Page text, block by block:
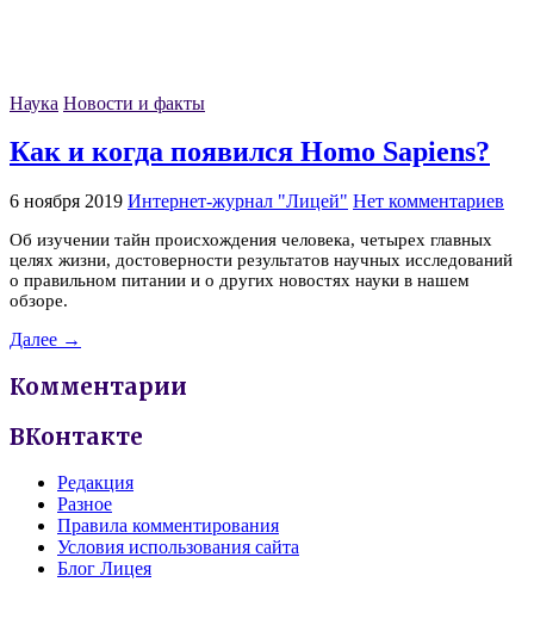
Наука Новости и факты
Как и когда появился Homo Sapiens?
6 ноября 2019 Интернет-журнал "Лицей" Нет комментариев
Об изучении тайн происхождения человека, четырех главных
целях жизни, достоверности результатов научных исследований
о правильном питании и о других новостях науки в нашем
обзоре.
Далее →
Комментарии
ВКонтакте
Редакция
Разное
Правила комментирования
Условия использования сайта
Блог Лицея